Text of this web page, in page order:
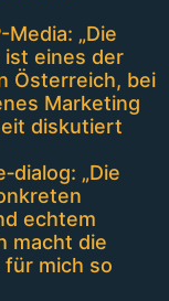
Media: „Die
ist eines der
Österreich, bei
Marketing
diskutiert
„Die
echtem
macht die
für mich so